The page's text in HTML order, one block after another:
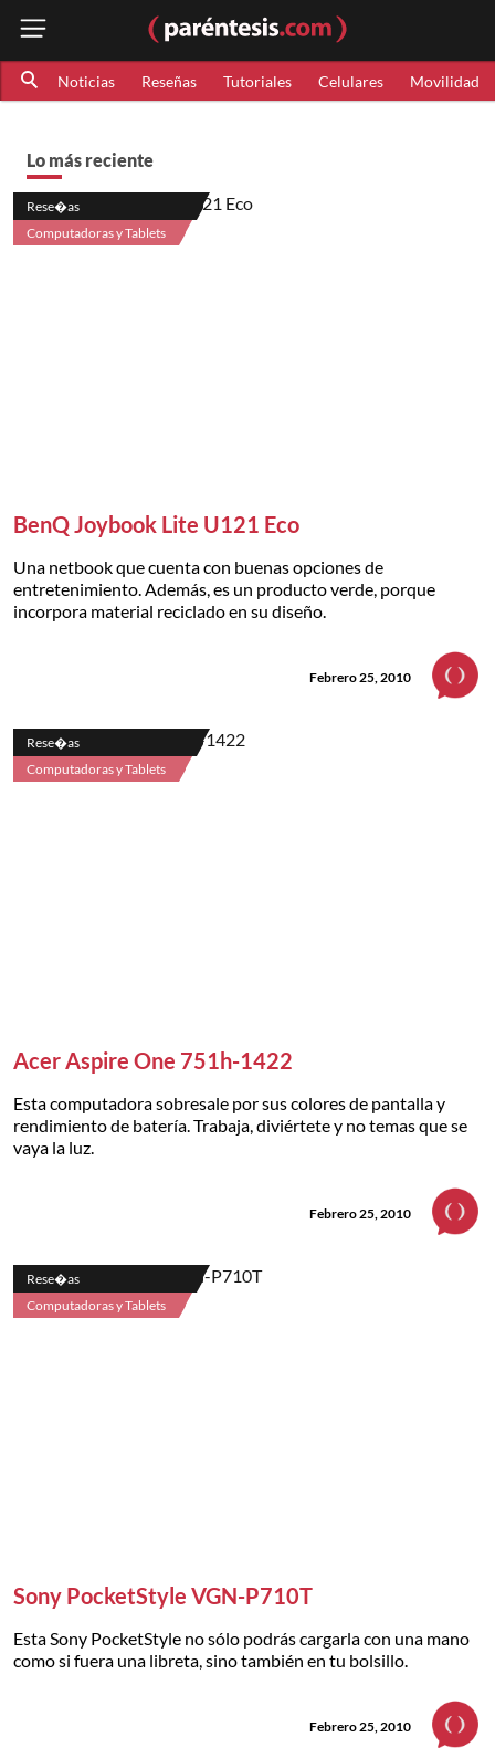
Noticias Reseñas Tutoriales Celulares Movilidad
Lo más reciente
Rese�as
Computadoras y Tablets
BenQ Joybook Lite U121 Eco
Una netbook que cuenta con buenas opciones de
entretenimiento. Además, es un producto verde, porque
incorpora material reciclado en su diseño.
Febrero 25, 2010
Rese�as
Computadoras y Tablets
Acer Aspire One 751h-1422
Esta computadora sobresale por sus colores de pantalla y
rendimiento de batería. Trabaja, diviértete y no temas que se
vaya la luz.
Febrero 25, 2010
Rese�as
Computadoras y Tablets
Sony PocketStyle VGN-P710T
Esta Sony PocketStyle no sólo podrás cargarla con una mano
como si fuera una libreta, sino también en tu bolsillo.
Febrero 25, 2010